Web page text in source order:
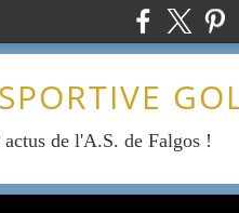
de l'A.S. de Falgos !